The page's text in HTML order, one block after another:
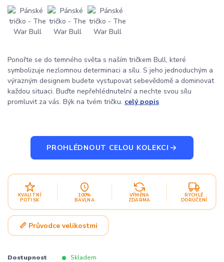
Ponořte se do temného světa s naším tričkem Bull, které
symbolizuje nezlomnou determinaci a sílu. S jeho jednoduchým a
výrazným designem budete vystupovat sebevědomě a dominovat
každou situaci. Buďte nepřehlédnutelní a nechte svou sílu
promluvit za vás. Býk na tvém tričku. celý popis
PROHLÉDNOUT CELOU KOLEKCI
KVALITNÍ
POTISK
100%
BAVLNA
VÝMĚNA
ZDARMA
RYCHLÉ
DORUČENÍ
📏 Průvodce velikostmi
Dostupnost Skladem